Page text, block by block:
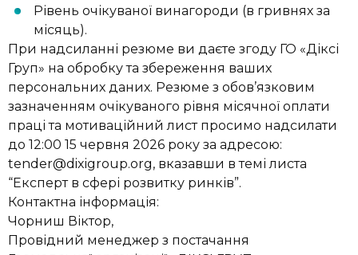
Рівень очікуваної винагороди (в гривнях за
місяць).
При надсиланні резюме ви даєте згоду ГО «Діксі
Груп» на обробку та збереження ваших
персональних даних. Резюме з обов’язковим
зазначенням очікуваного рівня місячної оплати
праці та мотиваційний лист просимо надсилати
до 12:00 15 червня 2026 року за адресою:
tender@dixigroup.org, вказавши в темі листа
“Експерт в сфері розвитку ринків”.
Контактна інформація:
Чорниш Віктор,
Провідний менеджер з постачання